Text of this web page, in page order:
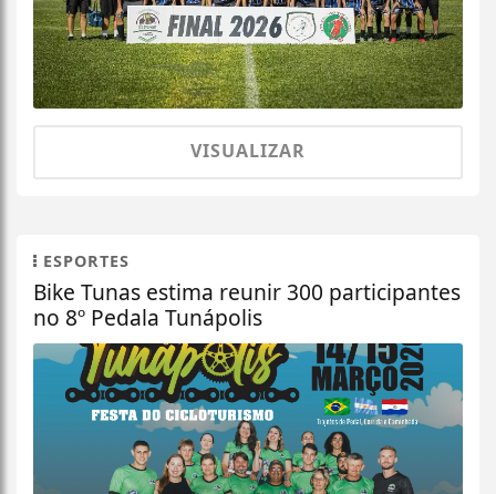
VISUALIZAR
ESPORTES
Bike Tunas estima reunir 300 participantes
no 8º Pedala Tunápolis